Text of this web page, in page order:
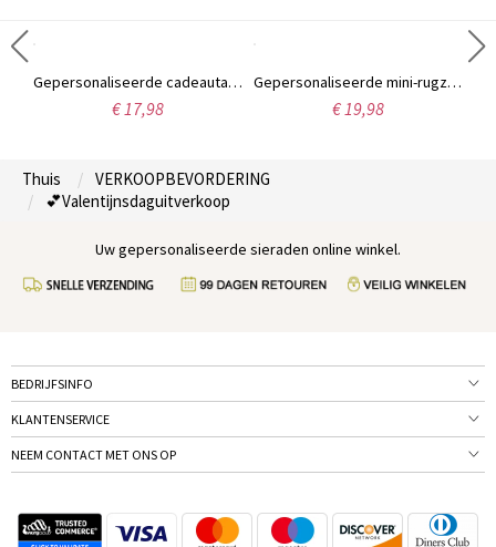
Gepersonaliseerde cadeautas met naam en cartoonfiguur van een professionele eend, met strik, transparante PVC strandtas, vakantiecadeautje, geschenk voor vrouwen/meisjes
€ 17,98
Gepersonaliseerde mini-rugzak sleutelhanger met naam, oordopjeshouder van PU-leer, reistasje, tashanger, verjaardagscadeau voor vrouwen/meisjes
€ 19,98
Thuis
VERKOOPBEVORDERING
💕Valentijnsdaguitverkoop
Uw gepersonaliseerde sieraden online winkel.
BEDRIJFSINFO
KLANTENSERVICE
NEEM CONTACT MET ONS OP